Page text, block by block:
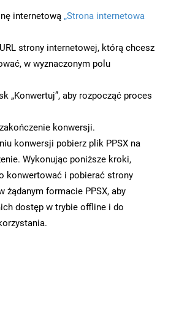
internetową „Strona internetowa
strony internetowej, którą chcesz
w wyznaczonym polu
„Konwertuj”, aby rozpocząć proces
konwersji.
konwersji pobierz plik PPSX na
Wykonując poniższe kroki,
konwertować i pobierać strony
żądanym formacie PPSX, aby
dostęp w trybie offline i do